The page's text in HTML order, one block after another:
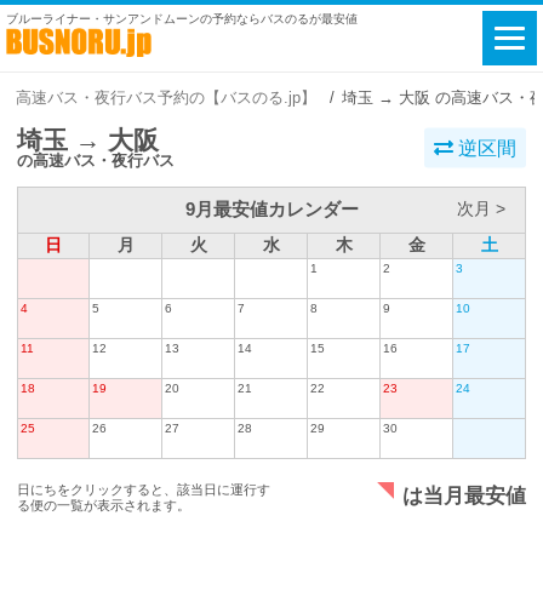
ブルーライナー・サンアンドムーンの予約ならバスのるが最安値
高速バス・夜行バス予約の【バスのる.jp】 埼玉 → 大阪 の高速バス・
埼玉 → 大阪
の高速バス・夜行バス
逆区間
9月最安値カレンダー
次月 >
日
月 火 水 木 金 土
1 2 3
4 5 6 7 8 9 10
11 12 13 14 15 16 17
18 19 20 21 22 23 24
25 26 27 28 29 30
日にちをクリックすると、該当日に運行す
る便の一覧が表示されます。
は当月最安値